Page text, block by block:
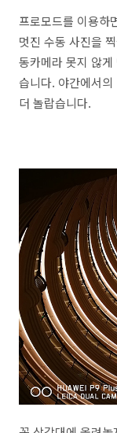
프로모드를 이용하
멋진 수동 사진을
동카메라 못지 않
습니다. 야간에서
더 놀랍습니다.